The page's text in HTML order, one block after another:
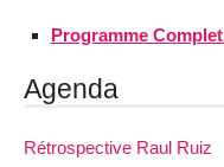
Programme Complet
Agenda
Rétrospective Raul Ruiz